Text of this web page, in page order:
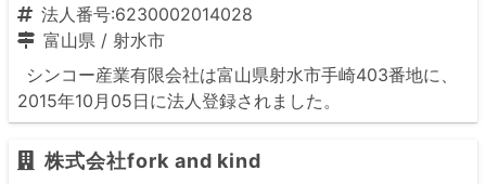
法人番号:6230002014028
富山県 / 射水市
シンコー産業有限会社は富山県射水市手崎403番地に、
2015年10月05日に法人登録されました。
株式会社fork and kind